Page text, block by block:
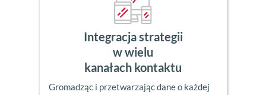
Integracja strategii
w wielu
kanałach kontaktu
Gromadząc i przetwarzając dane o każdej